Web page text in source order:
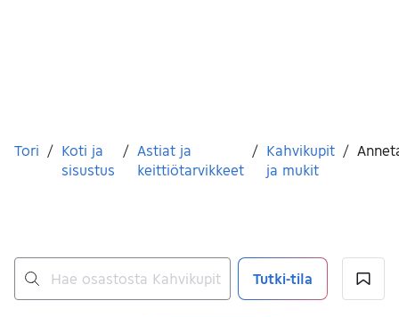
Olet tässä
Tori / Koti ja
sisustus
/ Astiat ja
keittiötarvikkeet
/ Kahvikupit
ja mukit
/
Tutki-tila